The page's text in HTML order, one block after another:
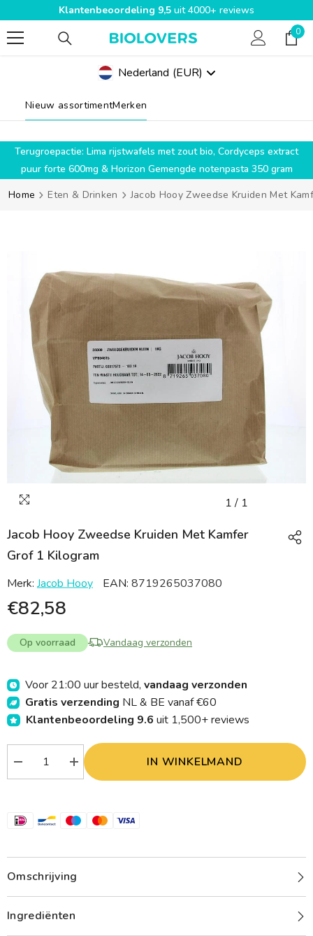
SPRING NAAR INHOUD
Klantenbeoordeling 9,5 uit 4000+ reviews
0
0
Geolocation Button Mobile: Nederland, EUR
Nederland (EUR)
Nieuw assortimentMerken
Terugroepactie: Lima rijstwafels met zout bio, Cordyceps extract
puur forte 600mg & Horizon Gemengde notenpasta 350 gram
Home
Eten & Drinken Jacob Hooy Zweedse Kruiden Met
1 / 1
Jacob Hooy Zweedse Kruiden Met Kamfer
Grof 1 Kilogram
Merk: Jacob Hooy EAN: 8719265037080
€82,58
Op voorraad Vandaag verzonden
Voor 21:00 uur besteld, vandaag verzonden
Gratis verzending NL & BE vanaf €60
Klantenbeoordeling 9.6 uit 1,500+ reviews
Verlaag
aantal
kruiden
1.00
Kilogram
Verhoog
aantal
kruiden
1.00
IN WINKELMAND
Omschrijving
Ingrediënten